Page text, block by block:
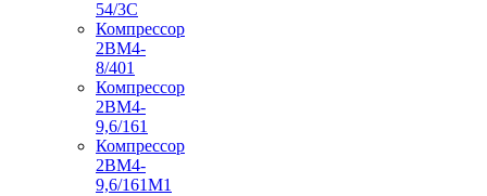
54/3С
Компрессор
2ВМ4-
8/401
Компрессор
2ВМ4-
9,6/161
Компрессор
2ВМ4-
9,6/161М1